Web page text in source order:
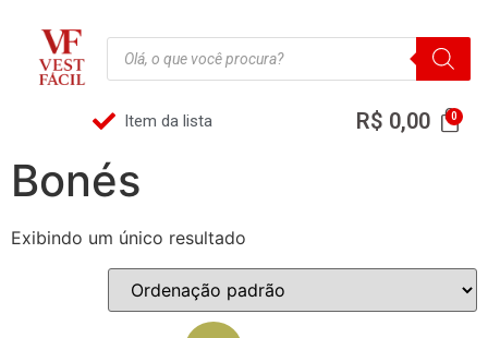
Item da lista R$ 0,00
Bonés
Exibindo um único resultado